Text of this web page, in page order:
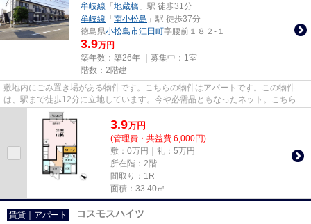
牟岐線 「 地蔵橋 」駅 徒歩31分
牟岐線 「 南小松島 」駅 徒歩37分
徳島県小松島市江田町字腰前１８２-１
3.9万円
築年数：築26年 ｜募集中： 1室
階数：2階建
敷地内にごみ置き場がある物件です。こちらの物件はアパートです。この物件
は、駅まで徒歩12分に立地しています。今や必需品ともなったネット。こちらは
インターネット有り物件です。N...
3.9万円
(管理費・共益費 6,000円)
敷：0万円｜礼：5万円
所在階：2階
間取り：1R
面積：33.40㎡
賃貸｜アパート コスモスハイツ